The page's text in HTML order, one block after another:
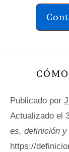
Publicado por
Actualizado el
es, definición y
https://